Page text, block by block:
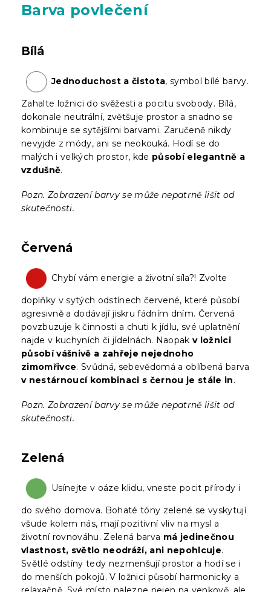
Barva povlečení
Bílá
Jednoduchost a čistota, symbol bílé barvy.
Zahalte ložnici do svěžesti a pocitu svobody. Bílá,
dokonale neutrální, zvětšuje prostor a snadno se
kombinuje se sytějšími barvami. Zaručeně nikdy
nevyjde z módy, ani se neokouká. Hodí se do
malých i velkých prostor, kde působí elegantně a
vzdušně.
Pozn. Zobrazení barvy se může nepatrně lišit od
skutečnosti.
Červená
Chybí vám energie a životní síla?! Zvolte
doplňky v sytých odstínech červené, které působí
agresivně a dodávají jiskru fádním dním. Červená
povzbuzuje k činnosti a chuti k jídlu, své uplatnění
najde v kuchyních či jídelnách. Naopak v ložnici
působí vášnivě a zahřeje nejednoho
zimomřivce. Svůdná, sebevědomá a oblíbená barva
v nestárnoucí kombinaci s černou je stále in.
Pozn. Zobrazení barvy se může nepatrně lišit od
skutečnosti.
Zelená
Usínejte v oáze klidu, vneste pocit přírody i
do svého domova. Bohaté tóny zelené se vyskytují
všude kolem nás, mají pozitivní vliv na mysl a
životní rovnováhu. Zelená barva má jedinečnou
vlastnost, světlo neodráží, ani nepohlcuje.
Světlé odstíny tedy nezmenšují prostor a hodí se i
do menších pokojů. V ložnici působí harmonicky a